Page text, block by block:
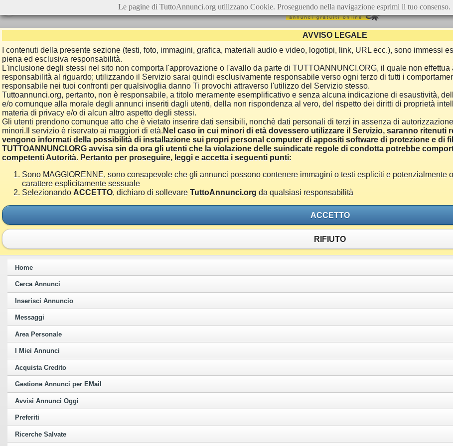
AVVISO LEGALE
I contenuti della presente sezione (testi, foto, immagini, grafica, materiali audio e video, logotipi, link, URL ecc.), sono immessi
piena ed esclusiva responsabilità.
L'inclusione degli stessi nel sito non comporta l'approvazione o l'avallo da parte di TUTTOANNUNCI.ORG, il quale non
responsabilità al riguardo; utilizzando il Servizio sarai quindi esclusivamente responsabile verso ogni terzo di tutti i
responsabile nei tuoi confronti per qualsivoglia danno Ti provochi attraverso l'utilizzo del Servizio stesso.
Tuttoannunci.org, pertanto, non è responsabile, a titolo meramente esemplificativo e senza alcuna indicazione di esaustività,
e/o comunque alla morale degli annunci inseriti dagli utenti, della non rispondenza al vero, del rispetto dei diritti di proprietà
materia di privacy e/o di alcun altro aspetto degli stessi.
Gli utenti prendono comunque atto che è vietato inserire dati sensibili, nonchè dati personali di terzi in assenza di
minori.Il servizio è riservato ai maggiori di età. Nel caso in cui minori di età dovessero utilizzare il Servizio, saranno
vengono informati della possibilità di installazione sui propri personal computer di appositi software di protezione e di
TUTTOANNUNCI.ORG avvisa sin da ora gli utenti che la violazione delle suindicate regole di condotta potrebbe
competenti Autorità. Pertanto per proseguire, leggi e accetta i seguenti punti:
Sono MAGGIORENNE, sono consapevole che gli annunci possono contenere immagini o testi espliciti e potenzialmente
carattere esplicitamente sessuale
Selezionando ACCETTO, dichiaro di sollevare TuttoAnnunci.org da qualsiasi responsabilità
ACCETTO
RIFIUTO
Home
Cerca Annunci
Inserisci Annuncio
Messaggi
Area Personale
I Miei Annunci
Acquista Credito
Gestione Annunci per EMail
Avvisi Annunci Oggi
Preferiti
Ricerche Salvate
Le pagine di TuttoAnnunci.org utilizzano Cookie. Proseguendo nella navigazione esprimi il tuo consenso.